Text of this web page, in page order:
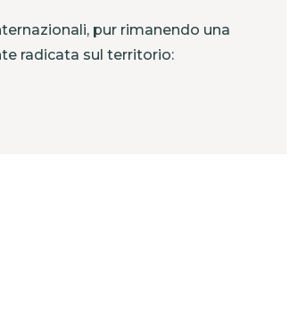
pur rimanendo una
radicata sul territorio: